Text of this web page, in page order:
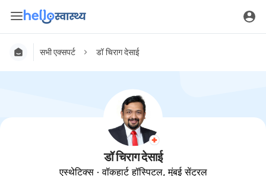
सभी एक्सपर्ट डॉ चिराग देसाई
डॉ चिराग देसाई
एस्थेटिक्स · वॉकहार्ट हॉस्पिटल, मुंबई सेंट्रल